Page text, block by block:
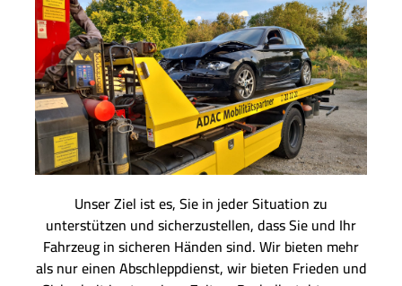
Unser Ziel ist es, Sie in jeder Situation zu
unterstützen und sicherzustellen, dass Sie und Ihr
Fahrzeug in sicheren Händen sind. Wir bieten mehr
als nur einen Abschleppdienst, wir bieten Frieden und